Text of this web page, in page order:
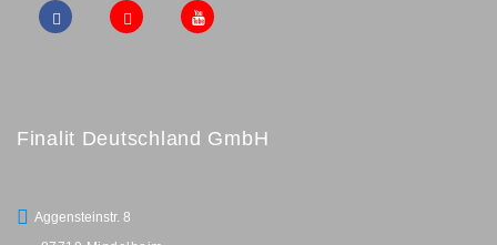
Finalit Deutschland GmbH
Aggensteinstr. 8